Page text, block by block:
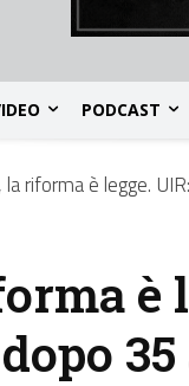
PODCAST
riforma è legge.
è